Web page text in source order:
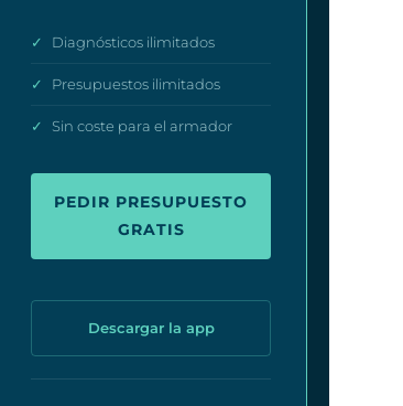
✓ Diagnósticos ilimitados
✓ Presupuestos ilimitados
✓ Sin coste para el armador
PEDIR PRESUPUESTO
GRATIS
Descargar la app